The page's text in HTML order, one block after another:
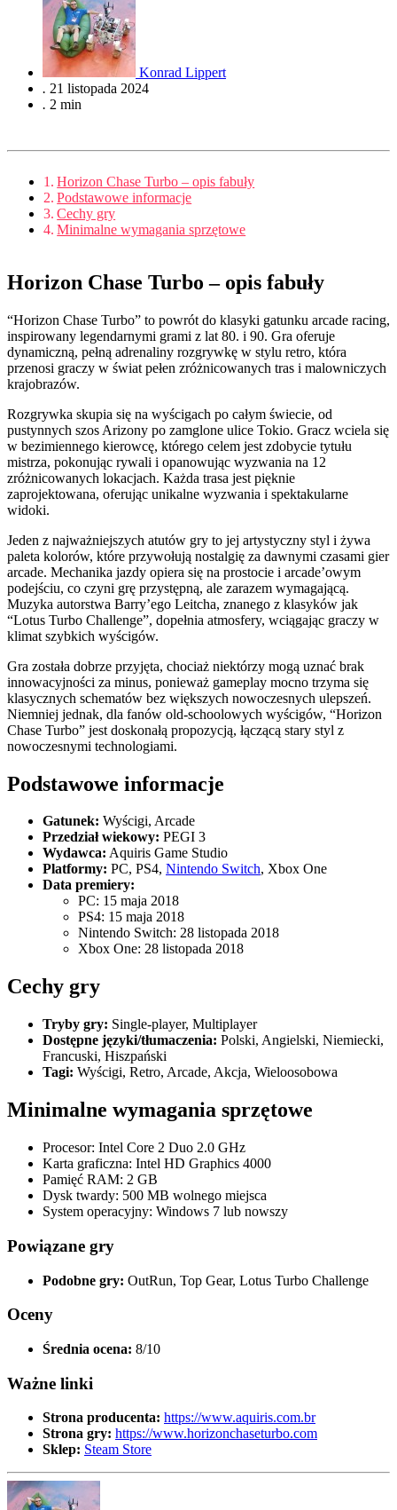
Konrad Lippert
. 21 listopada 2024
. 2 min
Horizon Chase Turbo – opis fabuły
Podstawowe informacje
Cechy gry
Minimalne wymagania sprzętowe
Horizon Chase Turbo – opis fabuły
“Horizon Chase Turbo” to powrót do klasyki gatunku arcade racing,
inspirowany legendarnymi grami z lat 80. i 90. Gra oferuje
dynamiczną, pełną adrenaliny rozgrywkę w stylu retro, która
przenosi graczy w świat pełen zróżnicowanych tras i malowniczych
krajobrazów.
Rozgrywka skupia się na wyścigach po całym świecie, od
pustynnych szos Arizony po zamglone ulice Tokio. Gracz wciela się
w bezimiennego kierowcę, którego celem jest zdobycie tytułu
mistrza, pokonując rywali i opanowując wyzwania na 12
zróżnicowanych lokacjach. Każda trasa jest pięknie
zaprojektowana, oferując unikalne wyzwania i spektakularne
widoki.
Jeden z najważniejszych atutów gry to jej artystyczny styl i żywa
paleta kolorów, które przywołują nostalgię za dawnymi czasami gier
arcade. Mechanika jazdy opiera się na prostocie i arcade’owym
podejściu, co czyni grę przystępną, ale zarazem wymagającą.
Muzyka autorstwa Barry’ego Leitcha, znanego z klasyków jak
“Lotus Turbo Challenge”, dopełnia atmosfery, wciągając graczy w
klimat szybkich wyścigów.
Gra została dobrze przyjęta, chociaż niektórzy mogą uznać brak
innowacyjności za minus, ponieważ gameplay mocno trzyma się
klasycznych schematów bez większych nowoczesnych ulepszeń.
Niemniej jednak, dla fanów old-schoolowych wyścigów, “Horizon
Chase Turbo” jest doskonałą propozycją, łączącą stary styl z
nowoczesnymi technologiami.
Podstawowe informacje
Gatunek: Wyścigi, Arcade
Przedział wiekowy: PEGI 3
Wydawca: Aquiris Game Studio
Platformy: PC, PS4, Nintendo Switch, Xbox One
Data premiery:
PC: 15 maja 2018
PS4: 15 maja 2018
Nintendo Switch: 28 listopada 2018
Xbox One: 28 listopada 2018
Cechy gry
Tryby gry: Single-player, Multiplayer
Dostępne języki/tłumaczenia: Polski, Angielski, Niemiecki,
Francuski, Hiszpański
Tagi: Wyścigi, Retro, Arcade, Akcja, Wieloosobowa
Minimalne wymagania sprzętowe
Procesor: Intel Core 2 Duo 2.0 GHz
Karta graficzna: Intel HD Graphics 4000
Pamięć RAM: 2 GB
Dysk twardy: 500 MB wolnego miejsca
System operacyjny: Windows 7 lub nowszy
Powiązane gry
Podobne gry: OutRun, Top Gear, Lotus Turbo Challenge
Oceny
Średnia ocena: 8/10
Ważne linki
Strona producenta: https://www.aquiris.com.br
Strona gry: https://www.horizonchaseturbo.com
Sklep: Steam Store